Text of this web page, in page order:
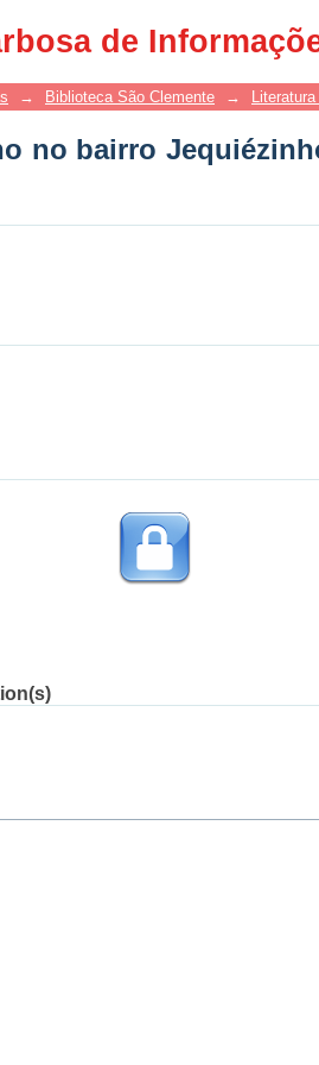
de
no bairro
→ Biblioteca São Clemente → Literatura
no bairro